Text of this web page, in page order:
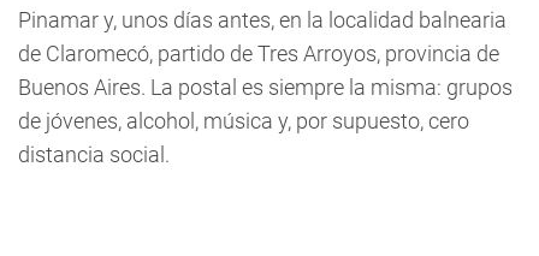
Pinamar y, unos días antes, en la localidad balnearia
de Claromecó, partido de Tres Arroyos, provincia de
Buenos Aires. La postal es siempre la misma: grupos
de jóvenes, alcohol, música y, por supuesto, cero
distancia social.